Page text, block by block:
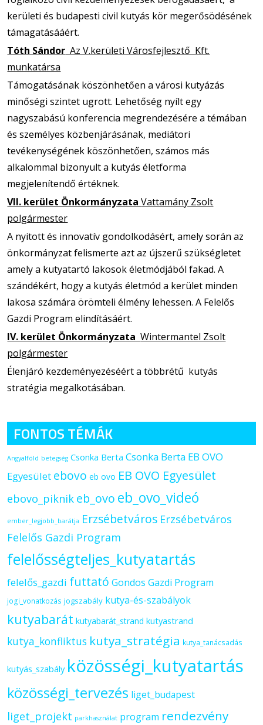
kerületi és budapesti civil kutyás kör megerősödésének
támagatásááért.
Tóth Sándor Az V.kerületi Városfejlesztő Kft.
munkatársa
Támogatásának köszönhetően a városi kutyázás
minőségi szintet ugrott. Lehetőség nyílt egy
nagyszabású konferencia megrendezésére a témában
és személyes közbenjárásának, mediátori
tevékenységének köszönhetően, számos más
alkalommal bizonyult a kutyás életforma
megjelenítendő értéknek.
VII. kerület ÖnkormányzataVattamány Zsolt
polgármester
A nyitott és innovatív gondolkodásért, amely során az
önkormányzat felismerte azt az újszerű szükségletet
amely a kutyatartó lakosok életmódjából fakad. A
szándékért, hogy a kutyás életmód a kerület minden
lakosa számára örömteli élmény lehessen. A Felelős
Gazdi Program elindításáért.
IV. kerület ÖnkormányzataWintermantel Zsolt
polgármester
Élenjáró kezdeményezéséért a többrétű kutyás
stratégia megalkotásában.
FONTOS TÉMÁK
Angyalföld betegség Csonka Berta Csonka Berta EB OVO
Egyesület ebovo eb ovo EB OVO Egyesület
ebovo_piknik eb_ovo eb_ovo_videó
ember_legjobb_barátja Erzsébetváros Erzsébetváros
Felelős Gazdi Program
felelősségteljes_kutyatartás
felelős_gazdi futtató Gondos Gazdi Program
jogi_vonatkozás jogszabály kutya-és-szabályok
kutyabarát kutyabarát_strand kutyastrand
kutya_konfliktus kutya_stratégia kutya_tanácsadás
kutyás_szabály közösségi_kutyatartás
közösségi_tervezés liget_budapest
liget_projekt parkhasználat program rendezvény